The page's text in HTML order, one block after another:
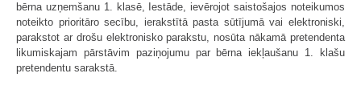
bērna uzņemšanu 1. klasē, Iestāde, ievērojot saistošajos noteikumos
noteikto prioritāro secību, ierakstītā pasta sūtījumā vai elektroniski,
parakstot ar drošu elektronisko parakstu, nosūta nākamā pretendenta
likumiskajam pārstāvim paziņojumu par bērna iekļaušanu 1. klašu
pretendentu sarakstā.